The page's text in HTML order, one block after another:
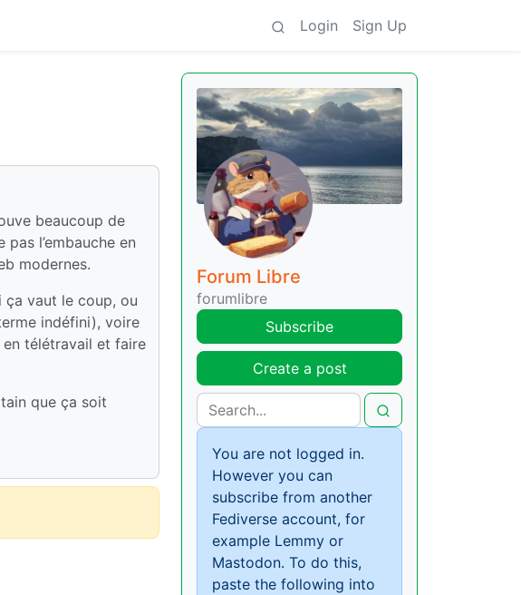
Login Sign Up
beaucoup de
l’embauche en
modernes.
ça vaut le coup, ou
indéfini), voire
télétravail et faire
que ça soit
Forum Libre
forumlibre
Subscribe
Create a post
You are not logged in.
However you can
subscribe from another
Fediverse account, for
example Lemmy or
Mastodon. To do this,
paste the following into